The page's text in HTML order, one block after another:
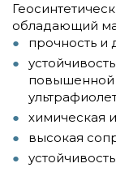
обладающий
прочность и
повышенной
химическая
высокая